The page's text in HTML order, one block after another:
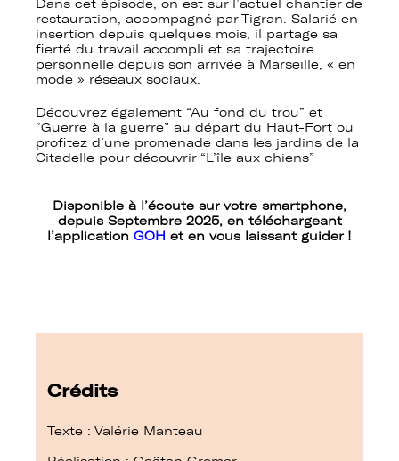
Dans cet épisode, on est sur l’actuel chantier de
restauration, accompagné par Tigran. Salarié en
insertion depuis quelques mois, il partage sa
fierté du travail accompli et sa trajectoire
personnelle depuis son arrivée à Marseille, « en
mode » réseaux sociaux.
Découvrez également “Au fond du trou” et
“Guerre à la guerre” au départ du Haut-Fort ou
profitez d’une promenade dans les jardins de la
Citadelle pour découvrir “L’île aux chiens”
Disponible à l’écoute sur votre smartphone,
depuis Septembre 2025, en téléchargeant
l’application GOH et en vous laissant guider !
Crédits
Texte : Valérie Manteau